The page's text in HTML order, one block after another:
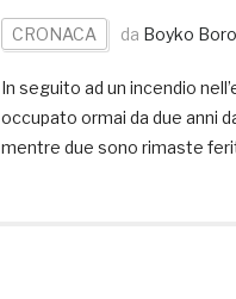
CRONACA da Boyko
In seguito ad un incendio
occupato ormai da due anni
mentre due sono rimaste